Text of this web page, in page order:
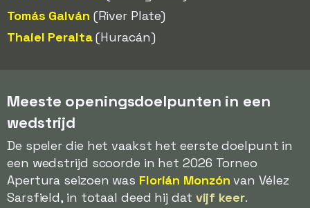
Tomás Galván (River Plate)
Thaiel Peralta(Huracán)
Meeste openingsdoelpunten in een
wedstrijd
De speler die het vaakst het eerste doelpunt in
een wedstrijd scoorde in het 2026 Torneo
Apertura seizoen was Florián Monzón van Vélez
Sarsfield, in totaal deed hij dat vijf keer.